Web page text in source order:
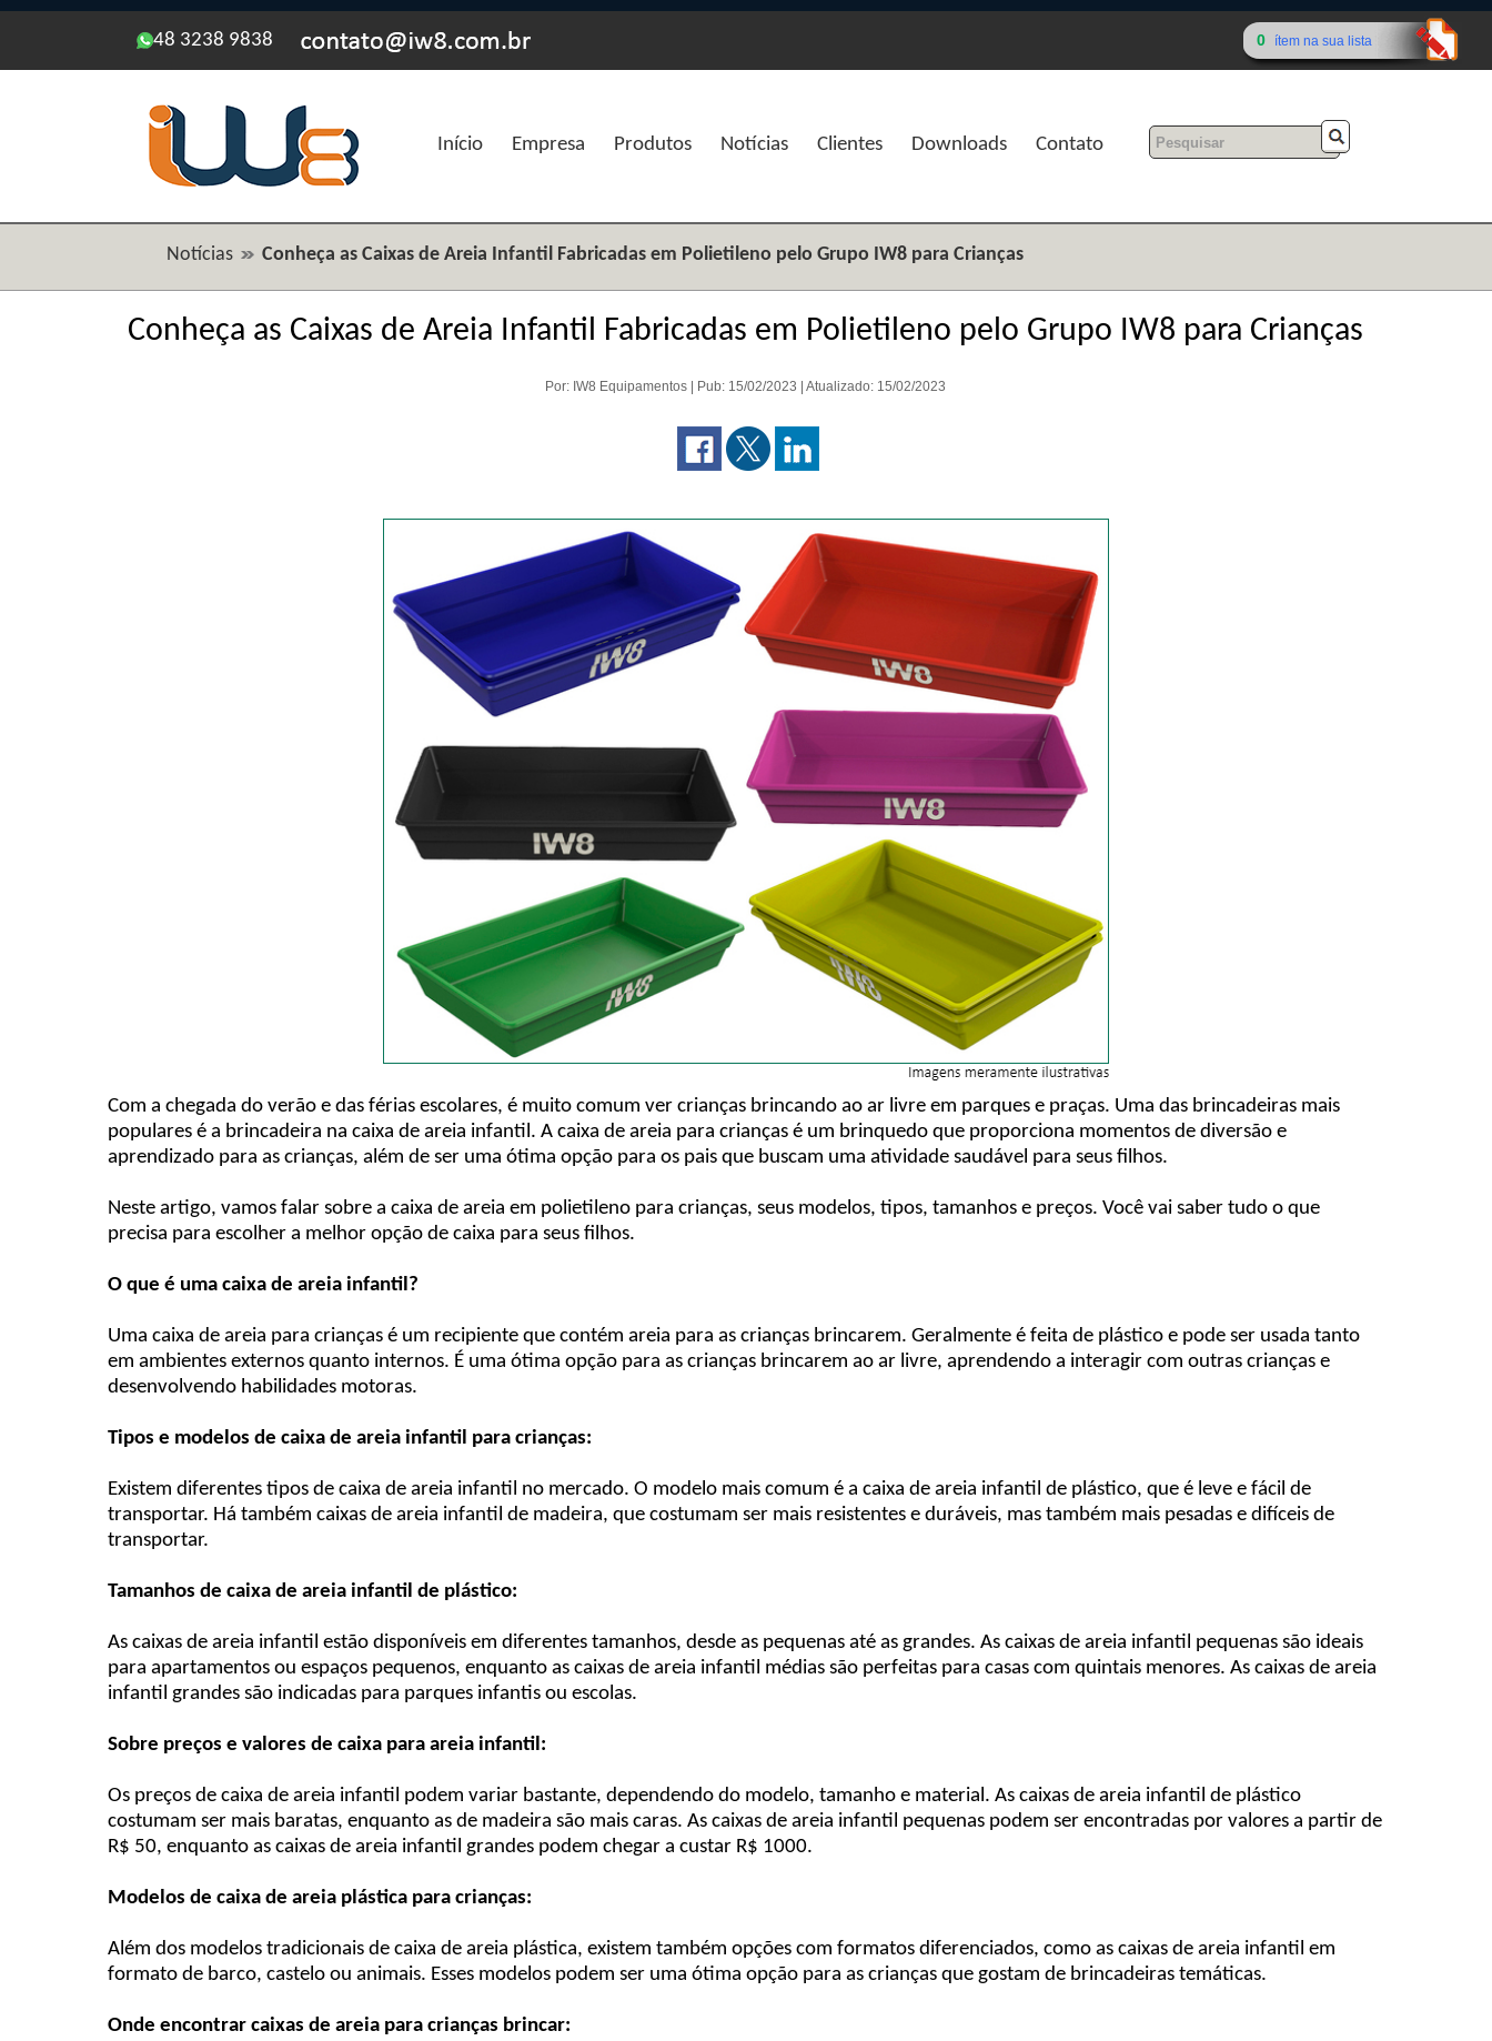
48 3238 9838 0 ítem na sua lista
Início Empresa Produtos Notícias Clientes Downloads Contato
Notícias Conheça as Caixas de Areia Infantil Fabricadas em Polietileno pelo Grupo IW8 para Crianças
Conheça as Caixas de Areia Infantil Fabricadas em Polietileno pelo Grupo IW8 para Crianças
Por: IW8 Equipamentos | Pub: 15/02/2023 | Atualizado: 15/02/2023
Com a chegada do verão e das férias escolares, é muito comum ver crianças brincando ao ar livre em parques e praças. Uma das brincadeiras mais
populares é a brincadeira na caixa de areia infantil. A caixa de areia para crianças é um brinquedo que proporciona momentos de diversão e
aprendizado para as crianças, além de ser uma ótima opção para os pais que buscam uma atividade saudável para seus filhos.
Neste artigo, vamos falar sobre a caixa de areia em polietileno para crianças, seus modelos, tipos, tamanhos e preços. Você vai saber tudo o que
precisa para escolher a melhor opção de caixa para seus filhos.
O que é uma caixa de areia infantil?
Uma caixa de areia para crianças é um recipiente que contém areia para as crianças brincarem. Geralmente é feita de plástico e pode ser usada tanto
em ambientes externos quanto internos. É uma ótima opção para as crianças brincarem ao ar livre, aprendendo a interagir com outras crianças e
desenvolvendo habilidades motoras.
Tipos e modelos de caixa de areia infantil para crianças:
Existem diferentes tipos de caixa de areia infantil no mercado. O modelo mais comum é a caixa de areia infantil de plástico, que é leve e fácil de
transportar. Há também caixas de areia infantil de madeira, que costumam ser mais resistentes e duráveis, mas também mais pesadas e difíceis de
transportar.
Tamanhos de caixa de areia infantil de plástico:
As caixas de areia infantil estão disponíveis em diferentes tamanhos, desde as pequenas até as grandes. As caixas de areia infantil pequenas são ideais
para apartamentos ou espaços pequenos, enquanto as caixas de areia infantil médias são perfeitas para casas com quintais menores. As caixas de areia
infantil grandes são indicadas para parques infantis ou escolas.
Sobre preços e valores de caixa para areia infantil:
Os preços de caixa de areia infantil podem variar bastante, dependendo do modelo, tamanho e material. As caixas de areia infantil de plástico
costumam ser mais baratas, enquanto as de madeira são mais caras. As caixas de areia infantil pequenas podem ser encontradas por valores a partir de
R$ 50, enquanto as caixas de areia infantil grandes podem chegar a custar R$ 1000.
Modelos de caixa de areia plástica para crianças:
Além dos modelos tradicionais de caixa de areia plástica, existem também opções com formatos diferenciados, como as caixas de areia infantil em
formato de barco, castelo ou animais. Esses modelos podem ser uma ótima opção para as crianças que gostam de brincadeiras temáticas.
Onde encontrar caixas de areia para crianças brincar: